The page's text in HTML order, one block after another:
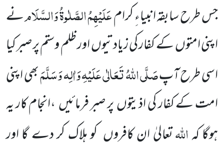
جس طرح سابقہ انبیاءِ کرامعَلَیْہِمُ الصَّلٰوۃُ وَالسَّلَامنے
اپنی امتوںکے کفار کی زیادتیوںاور ظلم وستم پر صبر کیا
اسی طرح آپصَلَّی اللّٰہُ تَعَالٰی عَلَیْہِ وَاٰلِہ وَسَلَّمَبھیاپنی
امت کے کفار کی اذیتوںپر صبرفرمائیں،انجام کار یہ
ہوگا کہاللّٰہتعالیٰ ان کافروں کو ہلاک کر دے گا اور